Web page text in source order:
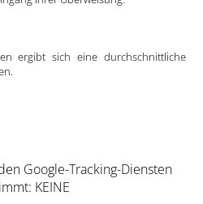
ergibt sich eine durchschnittliche
Google-Tracking-Diensten
KEINE